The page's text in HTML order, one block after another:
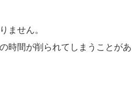
ません。
時間が削られてしまうことがあ